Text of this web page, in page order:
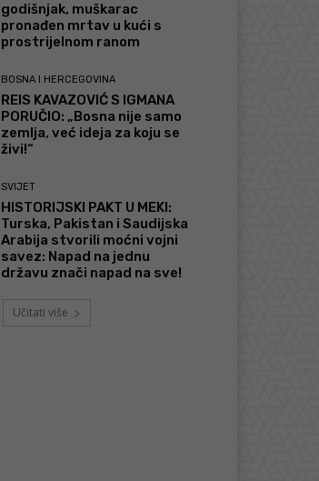
godišnjak, muškarac
pronađen mrtav u kući s
prostrijelnom ranom
BOSNA I HERCEGOVINA
REIS KAVAZOVIĆ S IGMANA
PORUČIO: „Bosna nije samo
zemlja, već ideja za koju se
živi!“
SVIJET
HISTORIJSKI PAKT U MEKI:
Turska, Pakistan i Saudijska
Arabija stvorili moćni vojni
savez: Napad na jednu
državu znači napad na sve!
Učitati više